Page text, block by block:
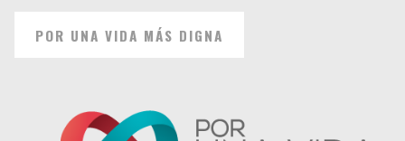
POR UNA VIDA MÁS DIGNA